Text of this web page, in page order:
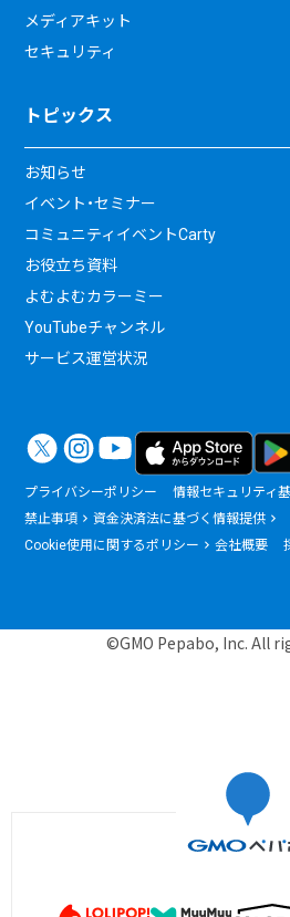
メディアキット
セキュリティ
トピックス
お知らせ
イベント・セミナー
コミュニティイベントCarty
お役立ち資料
よむよむカラーミー
YouTubeチャンネル
サービス運営状況
プライバシーポリシー 情報セキュリティ
禁止事項
資金決済法に基づく情報提供
Cookie使用に関するポリシー
会社概要
©GMO Pepabo, Inc. All